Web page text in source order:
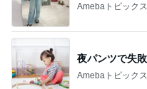
Amebaトピックス